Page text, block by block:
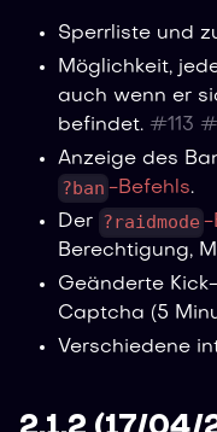
Sperrliste und
Möglichkeit,
auch wenn er
befindet. #113 #
Anzeige des
?ban -Befehls.
Der ?raidmode -
Berechtigung,
Geänderte
Captcha (5
Verschiedene